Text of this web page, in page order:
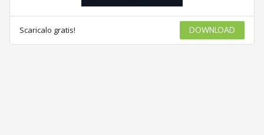
Scaricalo gratis! DOWNLOAD